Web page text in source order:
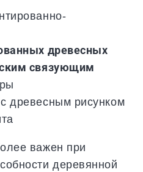
древесных
связующим
древесным рисунком
важен при
деревянной